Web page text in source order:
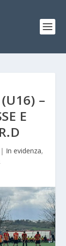
–
E
| In evidenza,